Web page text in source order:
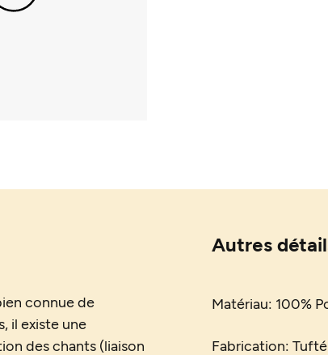
connue de
il existe une
des chants (liaison
Autres
Matériau: 100%
Fabrication: